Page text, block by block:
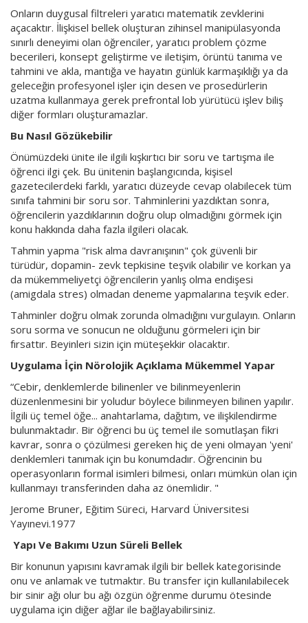
Onların duygusal filtreleri yaratıcı matematik zevklerini
açacaktır. İlişkisel bellek oluşturan zihinsel manipülasyonda
sınırlı deneyimi olan öğrenciler, yaratıcı problem çözme
becerileri, konsept geliştirme ve iletişim, örüntü tanıma ve
tahmini ve akla, mantığa ve hayatın günlük karmaşıklığı ya da
geleceğin profesyonel işler için desen ve prosedürlerin
uzatma kullanmaya gerek prefrontal lob yürütücü işlev biliş
diğer formları oluşturamazlar.
Bu Nasıl Gözükebilir
Önümüzdeki ünite ile ilgili kışkırtıcı bir soru ve tartışma ile
öğrenci ilgi çek. Bu ünitenin başlangıcında, kişisel
gazetecilerdeki farklı, yaratıcı düzeyde cevap olabilecek tüm
sınıfa tahmini bir soru sor. Tahminlerini yazdıktan sonra,
öğrencilerin yazdıklarının doğru olup olmadığını görmek için
konu hakkında daha fazla ilgileri olacak.
Tahmin yapma "risk alma davranışının" çok güvenli bir
türüdür, dopamin- zevk tepkisine teşvik olabilir ve korkan ya
da mükemmeliyetçi öğrencilerin yanlış olma endişesi
(amigdala stres) olmadan deneme yapmalarına teşvik eder.
Tahminler doğru olmak zorunda olmadığını vurgulayın. Onların
soru sorma ve sonucun ne olduğunu görmeleri için bir
fırsattır. Beyinleri sizin için müteşekkir olacaktır.
Uygulama İçin Nörolojik Açıklama Mükemmel Yapar
“Cebir, denklemlerde bilinenler ve bilinmeyenlerin
düzenlenmesini bir yoludur böylece bilinmeyen bilinen yapılır.
İlgili üç temel öğe... anahtarlama, dağıtım, ve ilişkilendirme
bulunmaktadır. Bir öğrenci bu üç temel ile somutlaşan fikri
kavrar, sonra o çözülmesi gereken hiç de yeni olmayan 'yeni'
denklemleri tanımak için bu konumdadır. Öğrencinin bu
operasyonların formal isimleri bilmesi, onları mümkün olan için
kullanmayı transferinden daha az önemlidir. "
Jerome Bruner, Eğitim Süreci, Harvard Üniversitesi
Yayınevi.1977
Yapı Ve Bakımı Uzun Süreli Bellek
Bir konunun yapısını kavramak ilgili bir bellek kategorisinde
onu ve anlamak ve tutmaktır. Bu transfer için kullanılabilecek
bir sinir ağı olur bu ağı özgün öğrenme durumu ötesinde
uygulama için diğer ağlar ile bağlayabilirsiniz.